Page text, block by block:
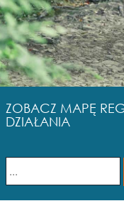
ZOBACZ MAPĘ
DZIAŁANIA